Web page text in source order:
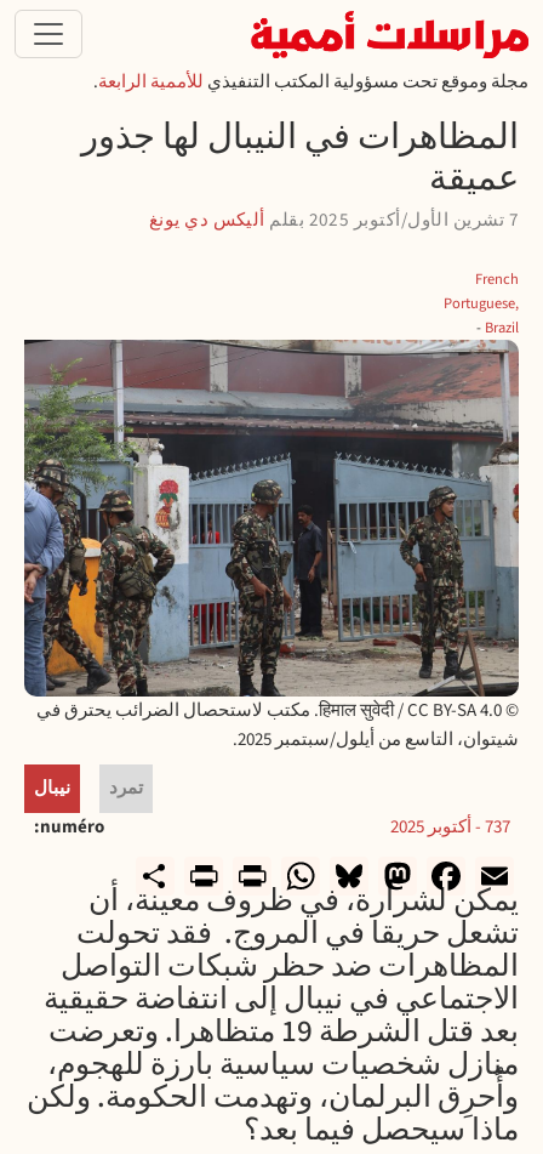
تجاوز إلى المحتوى الرئيسي
مجلة وموقع تحت مسؤولية المكتب التنفيذي للأممية الرابعة.
المظاهرات في النيبال لها جذور
عميقة
7 تشرين الأول/أكتوبر 2025 بقلم أليكس دي يونغ
French
Portuguese,
Brazil
© हिमाल सुवेदी / CC BY-SA 4.0. مكتب لاستحصال الضرائب يحترق في
شيتوان، التاسع من أيلول/سبتمبر 2025.
نيبال
تمرد
numéro
737 - أكتوبر 2025
Email
Facebook
Mastodon
Bluesky
WhatsApp
Print
Share يمكنلشرارة،فيظروفمعينة، أن
تشعلحريقا في المروج. فقدتحولت
المظاهراتضدحظر شبكات التواصل
الاجتماعيفي نيبالإلى انتفاضةحقيقية
بعدقتل الشرطة متظاهرا.وتعرضت
منازل شخصيات سياسية بارزة للهجوم،
وأُحرِق البرلمان، وتهدمت الحكومة.ولكن
ماذاسيحصلفيما بعد؟